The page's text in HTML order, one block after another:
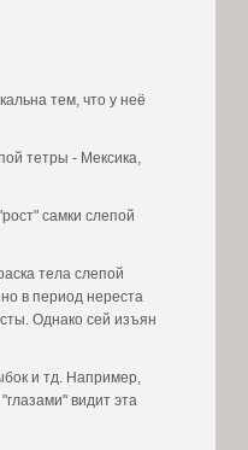
тем, что у неё
тетры - Мексика,
самки слепой
тела слепой
в период нереста
Однако сей изъян
и тд. Например,
видит эта